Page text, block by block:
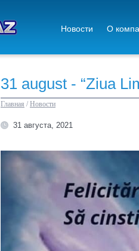
Новости О
31 august - “Ziua
Главная / Новости
31 августа, 2021